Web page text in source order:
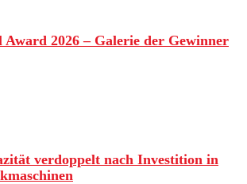
2026 – Galerie der Gewinner
verdoppelt nach Investition in